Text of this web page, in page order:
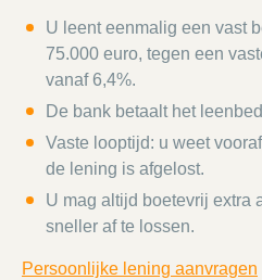
U leent eenmalig een vast
75.000 euro, tegen een
vanaf 6,4%.
De bank betaalt het
Vaste looptijd: u weet
de lening is afgelost.
U mag altijd boetevrij extra
sneller af te lossen.
Persoonlijke lening aanvragen